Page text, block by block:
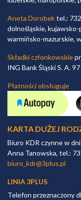
Aneta Dorobektel.:
dolnośląskie,
warmińsko-mazurskie,
Składki członkowskie
ING Bank Śląski S. A.
Płatności obsługuje
KARTA DUŻEJ
Biuro KDR czynne w
Anna Tanowska, tel.:
biuro_kdr@3plus.pl
LINIA 3PLUS
Telefon przeznaczony